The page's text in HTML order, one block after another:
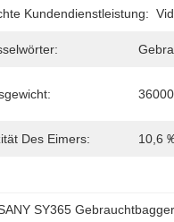
Kundendienstleistung:
Des Eimers: 10,6
SY365 Gebrauchtbagger